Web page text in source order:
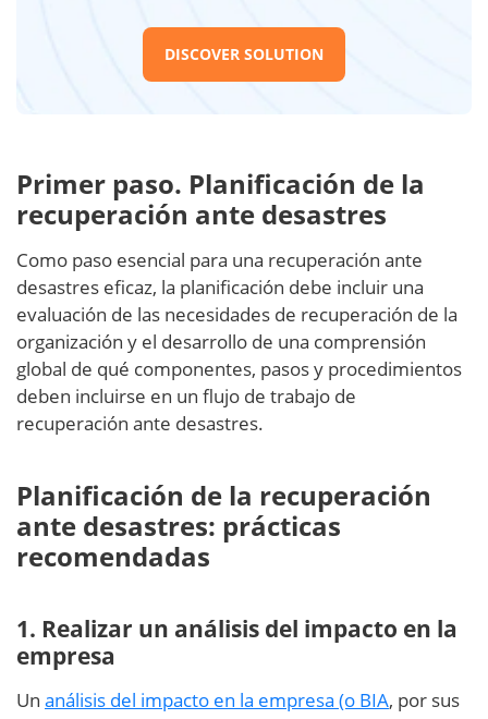
DISCOVER SOLUTION
Primer paso. Planificación de la
recuperación ante desastres
Como paso esencial para una recuperación ante
desastres eficaz, la planificación debe incluir una
evaluación de las necesidades de recuperación de la
organización y el desarrollo de una comprensión
global de qué componentes, pasos y procedimientos
deben incluirse en un flujo de trabajo de
recuperación ante desastres.
Planificación de la recuperación
ante desastres: prácticas
recomendadas
1. Realizar un análisis del impacto en la
empresa
Un análisis del impacto en la empresa (o BIA, por sus